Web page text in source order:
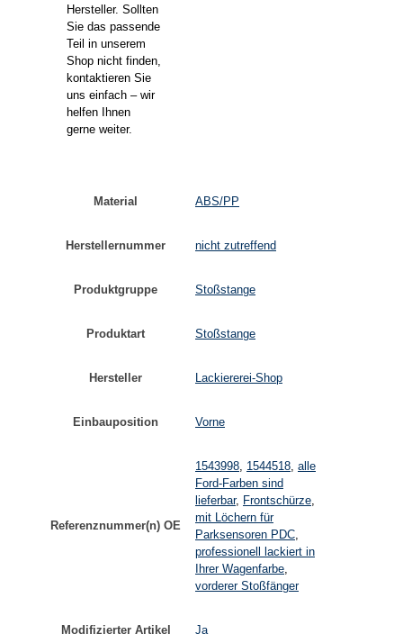
Hersteller. Sollten
Sie das passende
Teil in unserem
Shop nicht finden,
kontaktieren Sie
uns einfach – wir
helfen Ihnen
gerne weiter.
Material ABS/PP
Herstellernummer nicht zutreffend
Produktgruppe Stoßstange
Produktart Stoßstange
Hersteller Lackiererei-Shop
Einbauposition Vorne
Referenznummer(n) OE
1543998 1544518 alle
Ford-Farben sind
lieferbar, Frontschürze
mit Löchern für
Parksensoren PDC
professionell lackiert in
Ihrer Wagenfarbe
vorderer Stoßfänger
Modifizierter Artikel Ja